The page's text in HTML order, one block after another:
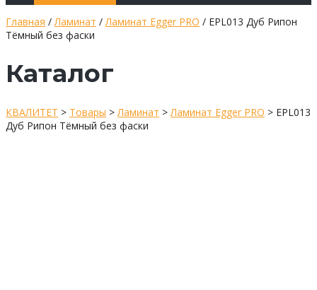
Главная /Ламинат /Ламинат Egger PRO / EPL013 Дуб Рипон
Тёмный без фаски
Каталог
КВАЛИТЕТ > Товары >Ламинат >Ламинат Egger PRO > EPL013
Дуб Рипон Тёмный без фаски